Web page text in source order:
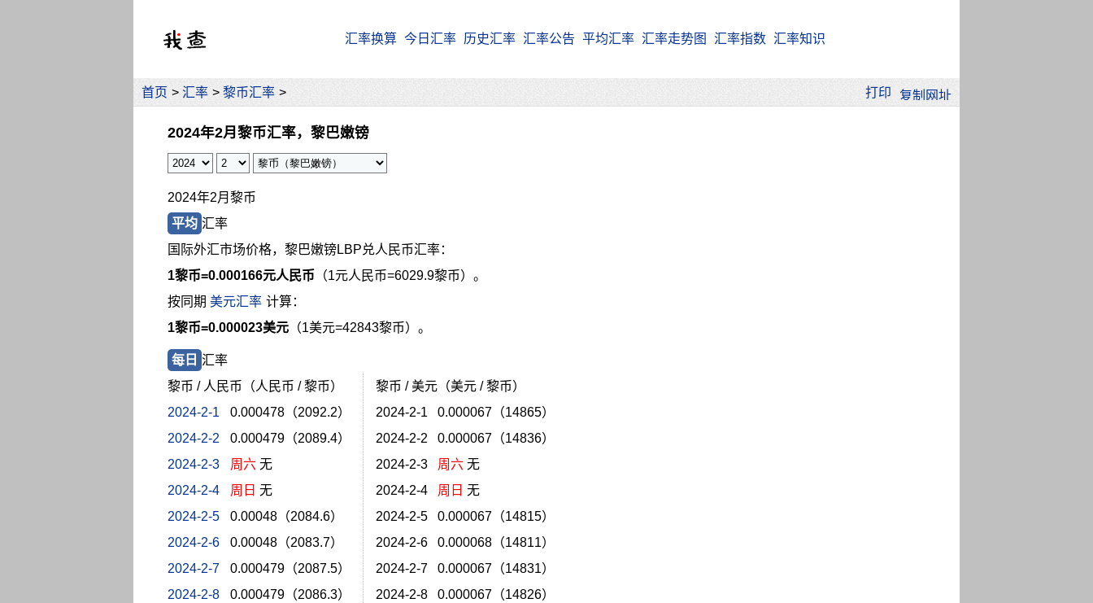
汇率换算 今日汇率 历史汇率 汇率公告 平均汇率 汇率走势图 汇率指数 汇率知识
首页 > 汇率 > 黎币汇率 > 打印
2024年2月黎币汇率，黎巴嫩镑
2024年2月黎币
平均 汇率
国际外汇市场价格，黎巴嫩镑LBP兑人民币汇率：
1黎币=0.000166元人民币 （1元人民币=6029.9黎币）。
按同期 美元汇率 计算：
1黎币=0.000023美元 （1美元=42843黎币）。
每日 汇率
黎币 / 人民币（人民币 / 黎币）
2024-2-1
0.000478（2092.2）
2024-2-2
0.000479（2089.4）
2024-2-3
周六无
2024-2-4
周日 无
2024-2-5
0.00048（2084.6）
2024-2-6
0.00048（2083.7）
2024-2-7
0.000479（2087.5）
2024-2-8
0.000479（2086.3）
黎币 / 美元（美元 / 黎币）
2024-2-1 0.000067（14865）
2024-2-2 0.000067（14836）
2024-2-3 周六无
2024-2-4 周日 无
2024-2-5 0.000067（14815）
2024-2-6 0.000068（14811）
2024-2-7 0.000067（14831）
2024-2-8 0.000067（14826）